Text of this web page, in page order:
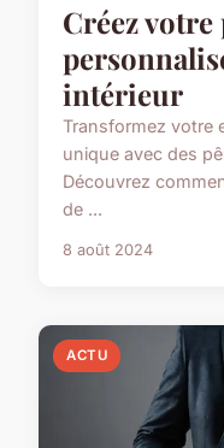
Créez
intérieur
Transformez votre
unique avec des
Découvrez
de ...
8 août 2024
ACTU